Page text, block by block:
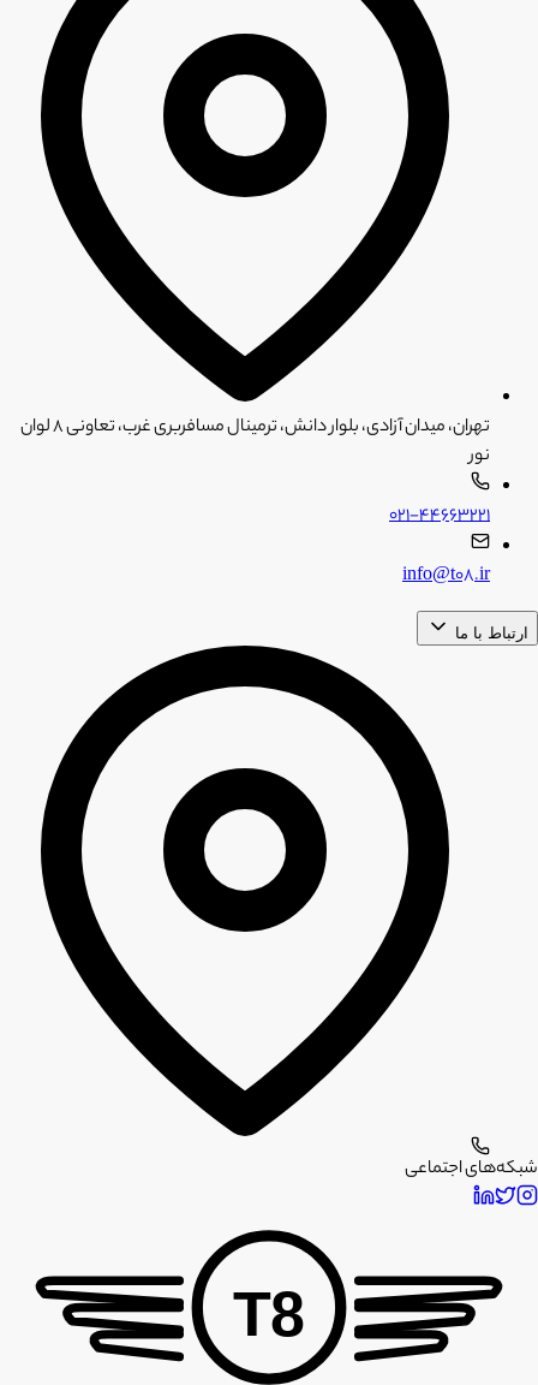
تهران، میدان آزادی، بلوار دانش، ترمینال مسافربری غرب، تعاونی ۸ لوان
نور
۰۲۱-۴۴۶۶۳۲۲۱
info@t08.ir
ارتباط با ما
شبکه‌های اجتماعی
T8